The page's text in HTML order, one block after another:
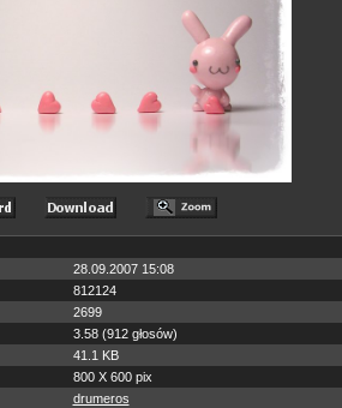
28.09.2007 15:08
812124
2699
3.58 (912 głosów)
41.1 KB
800 X 600 pix
drumeros